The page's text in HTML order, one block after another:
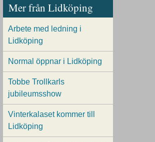
Mer från Lidköping
Arbete med ledning i
Lidköping
Normal öppnar i Lidköping
Tobbe Trollkarls
jubileumsshow
Vinterkalaset kommer till
Lidköping